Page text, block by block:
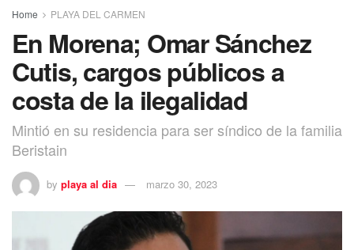
Home PLAYA DEL CARMEN
En Morena; Omar Sánchez
Cutis, cargos públicos a
costa de la ilegalidad
Mintió en su residencia para ser síndico de la familia
Beristain
by playa al dia marzo 30, 2023